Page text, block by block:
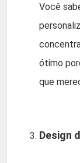
Você
ótimo
que
Design